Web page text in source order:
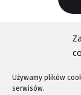
Używamy plików
serwisów.